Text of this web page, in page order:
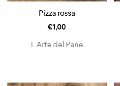
Pizza rossa
€1,00
L Arte del Pane